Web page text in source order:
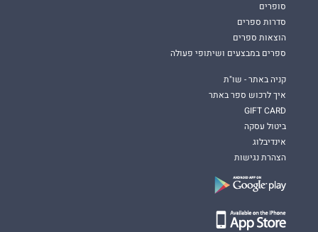
סופרים
סדרות ספרים
הוצאות ספרים
ספרים במבצעים ושיתופי פעולה
קניה באתר - שו"ת
איך לרכוש ספר באתר
GIFT CARD
ביטול עסקה
אינדיבלוג
הצהרת נגישות